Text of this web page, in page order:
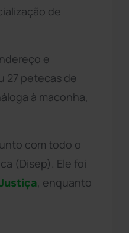
de
e
27 petecas de
à maconha,
com todo o
(Disep). Ele foi
, enquanto